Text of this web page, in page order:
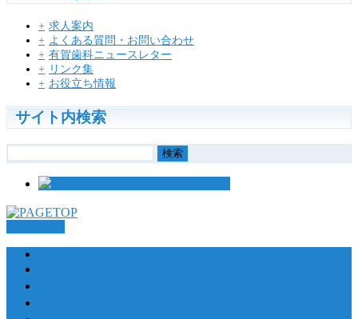
求人案内
よくある質問・お問い合わせ
有賀歯科ニュースレター
リンク集
お役立ち情報
サイト内検索